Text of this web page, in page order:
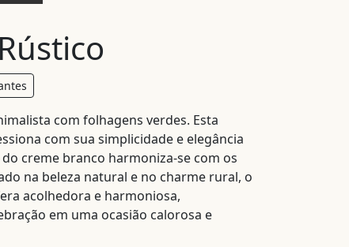
com folhagens verdes. Esta
com sua simplicidade e elegância
creme branco harmoniza-se com os
na beleza natural e no charme rural, o
acolhedora e harmoniosa,
em uma ocasião calorosa e